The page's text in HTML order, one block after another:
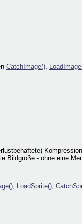
CatchImage(),
Bildgröße - ohne eine
, LoadSprite(),